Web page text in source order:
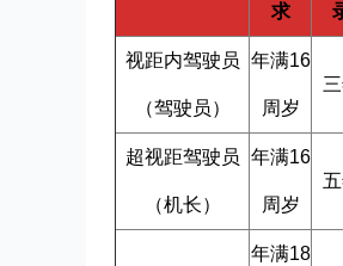
求
视距内驾驶员
（驾驶员）
年满16
周岁
超视距驾驶员
（机长）
年满16
周岁
年满18